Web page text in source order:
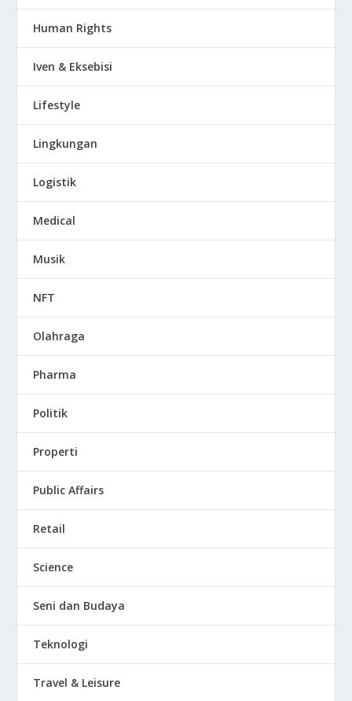
Human Rights
Iven & Eksebisi
Lifestyle
Lingkungan
Logistik
Medical
Musik
NFT
Olahraga
Pharma
Politik
Properti
Public Affairs
Retail
Science
Seni dan Budaya
Teknologi
Travel & Leisure